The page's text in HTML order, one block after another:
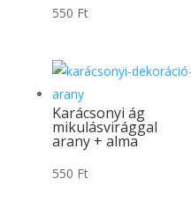
550 Ft
Karácsonyi ág
mikulásvirággal
arany + alma
550 Ft